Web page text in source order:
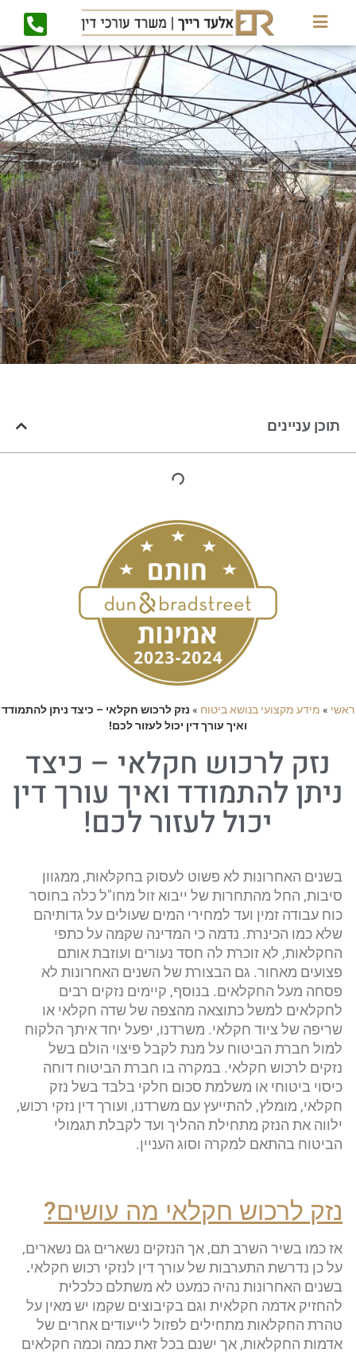
תוכן עניינים
ראשי » מידע מקצועי בנושא ביטוח » נזק לרכוש חקלאי – כיצד ניתן להתמודד
ואיך עורך דין יכול לעזור לכם!
נזק לרכוש חקלאי – כיצד
ניתן להתמודד ואיך עורך דין
יכול לעזור לכם!
בשנים האחרונות לא פשוט לעסוק בחקלאות, ממגוון
סיבות, החל מהתחרות של ייבוא זול מחו"ל כלה בחוסר
כוח עבודה זמין ועד למחירי המים שעולים על גדותיהם
שלא כמו הכינרת. נדמה כי המדינה שקמה על כתפי
החקלאות, לא זוכרת לה חסד נעורים ועוזבת אותם
פצועים מאחור. גם הבצורת של השנים האחרונות לא
פסחה מעל החקלאים. בנוסף, קיימים נזקים רבים
לחקלאים למשל כתוצאה מהצפה של שדה חקלאי או
שריפה של ציוד חקלאי. משרדנו, יפעל יחד איתך הלקוח
למול חברת הביטוח על מנת לקבל פיצוי הולם בשל
נזקים לרכוש חקלאי. במקרה בו חברת הביטוח דוחה
כיסוי ביטוחי או משלמת סכום חלקי בלבד בשל נזק
חקלאי, מומלץ, להתייעץ עם משרדנו, ועורך דין נזקי רכוש,
ילווה את הנזק מתחילת ההליך ועד לקבלת תגמולי
הביטוח בהתאם למקרה וסוג העניין.
נזק לרכוש חקלאי מה עושים?
אז כמו בשיר השרב תם, אך הנזקים נשארים גם נשארים,
על כן נדרשת התערבות של עורך דין לנזקי רכוש חקלאי.
בשנים האחרונות נהיה כמעט לא משתלם כלכלית
להחזיק אדמה חקלאית וגם בקיבוצים שקמו יש מאין על
טהרת החקלאות מתחילים לפזול לייעודים אחרים של
אדמות החקלאות, אך ישנם בכל זאת כמה וכמה חקלאים